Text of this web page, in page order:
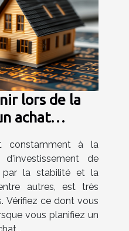
lors de la
achat
constamment à la
de
par la stabilité et la
autres, est très
Vérifiez ce dont vous
vous planifiez un